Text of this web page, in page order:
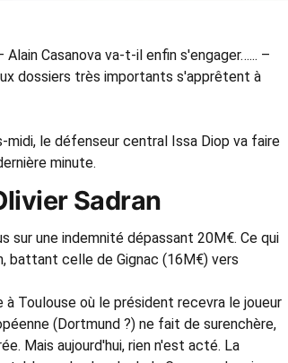
Casanova va-t-il enfin s'engager…... –
dossiers très importants s'apprêtent à
midi, le défenseur central Issa Diop va faire
minute.
Sadran
une indemnité dépassant 20M€. Ce qui
battant celle de Gignac (16M€) vers
Toulouse où le président recevra le joueur
(Dortmund ?) ne fait de surenchère,
Mais aujourd'hui, rien n'est acté. La